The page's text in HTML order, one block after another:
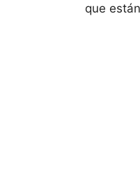
que